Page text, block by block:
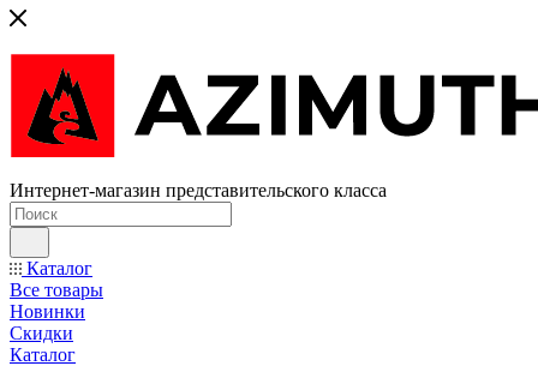
Интернет-магазин представительского класса
Каталог
Все товары
Новинки
Скидки
Каталог